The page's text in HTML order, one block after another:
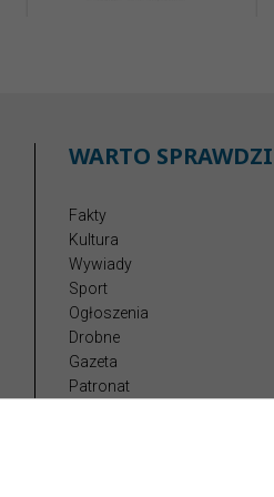
WARTO
Fakty
Kultura
Wywiady
Sport
Ogłoszenia
Drobne
Gazeta
Patronat